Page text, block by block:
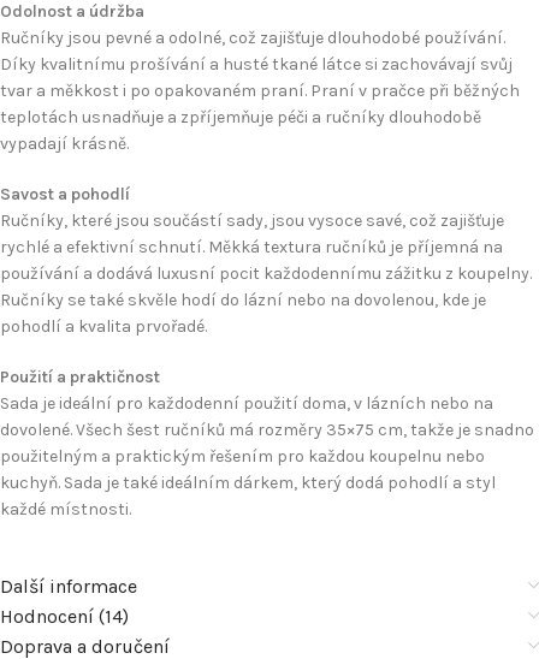
Odolnost a údržba
Ručníky jsou pevné a odolné, což zajišťuje dlouhodobé používání.
Díky kvalitnímu prošívání a husté tkané látce si zachovávají svůj
tvar a měkkost i po opakovaném praní. Praní v pračce při běžných
teplotách usnadňuje a zpříjemňuje péči a ručníky dlouhodobě
vypadají krásně.
Savost a pohodlí
Ručníky, které jsou součástí sady, jsou vysoce savé, což zajišťuje
rychlé a efektivní schnutí. Měkká textura ručníků je příjemná na
používání a dodává luxusní pocit každodennímu zážitku z koupelny.
Ručníky se také skvěle hodí do lázní nebo na dovolenou, kde je
pohodlí a kvalita prvořadé.
Použití a praktičnost
Sada je ideální pro každodenní použití doma, v lázních nebo na
dovolené. Všech šest ručníků má rozměry 35×75 cm, takže je snadno
použitelným a praktickým řešením pro každou koupelnu nebo
kuchyň. Sada je také ideálním dárkem, který dodá pohodlí a styl
každé místnosti.
Další informace
Hodnocení (14)
Doprava a doručení